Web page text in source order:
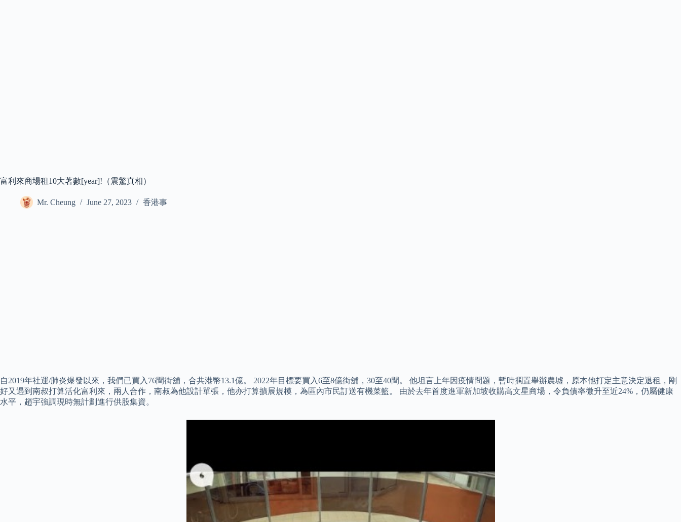
富利來商場租10大著數[year]!（震驚真相）
Mr. Cheung June 27, 2023 香港事
自2019年社運/肺炎爆發以來，我們已買入76間街舖，合共港幣13.1億。 2022年目標要買入6至8億街舖，30至40間。 他坦言上年因疫情問題，暫時擱置舉辦農墟，原本他打定主意決定退租，剛
好又遇到南叔打算活化富利來，兩人合作，南叔為他設計單張，他亦打算擴展規模，為區內市民訂送有機菜籃。 由於去年首度進軍新加坡收購高文星商場，令負債率微升至近24%，仍屬健康
水平，趙宇強調現時無計劃進行供股集資。